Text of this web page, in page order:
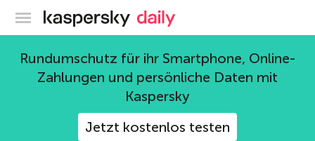
Offizieller Blog von Kaspersky
Rundumschutz für ihr Smartphone, Online-
Zahlungen und persönliche Daten mit
Kaspersky
Jetzt kostenlos testen
Telegram